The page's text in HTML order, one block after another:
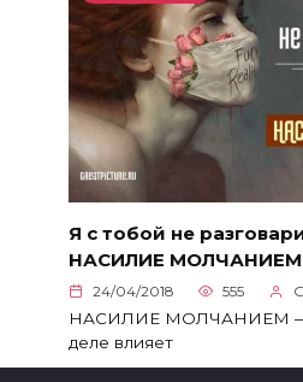
Я с тобой не
НАСИЛИЕ МОЛЧАНИЕМ
24/04/2018 555
НАСИЛИЕ МОЛЧАНИЕМ —
деле влияет